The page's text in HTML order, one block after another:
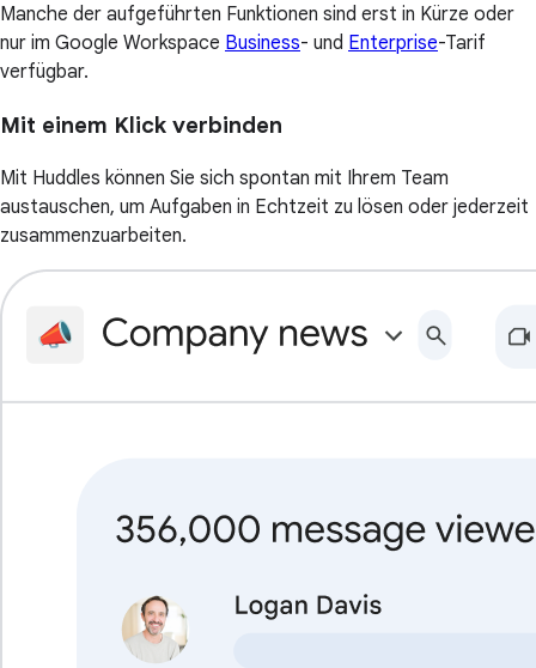
Manche der aufgeführten Funktionen sind erst in Kürze oder
nur im Google Workspace Business- und Enterprise-Tarif
verfügbar.
Mit einem Klick verbinden
Mit Huddles können Sie sich spontan mit Ihrem Team
austauschen, um Aufgaben in Echtzeit zu lösen oder jederzeit
zusammenzuarbeiten.